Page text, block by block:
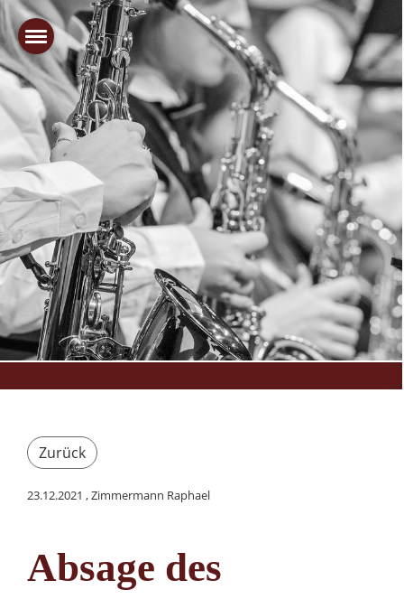
Zurück
23.12.2021 , Zimmermann Raphael
Absage des